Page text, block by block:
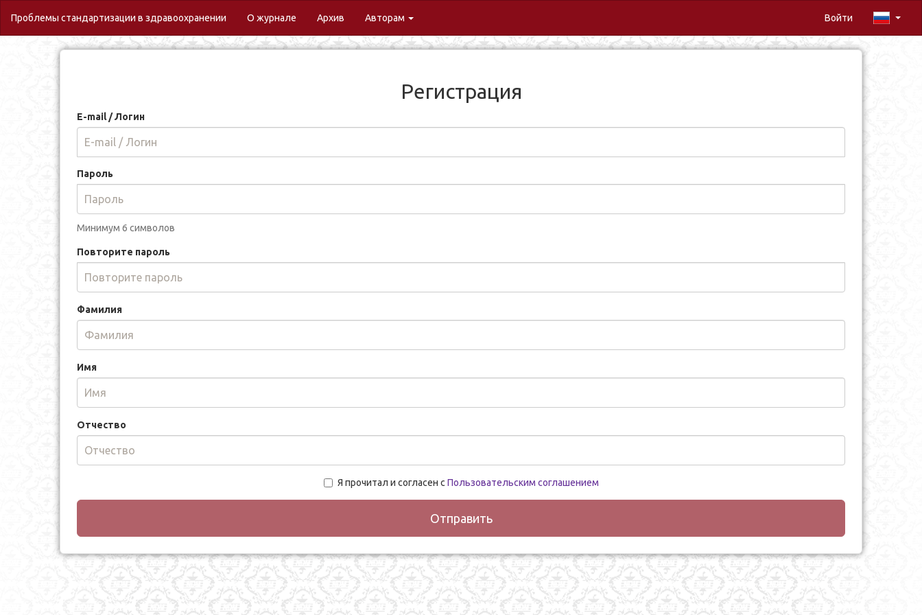
Проблемы стандартизации в здравоохранении О журнале (current)
Архив Авторам Войти
Регистрация
E-mail / Логин
Пароль
Минимум 6 символов
Повторите пароль
Фамилия
Имя
Отчество
Я прочитал и согласен с Пользовательским соглашением
Отправить